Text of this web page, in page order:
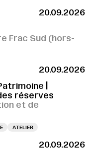
20.09.2026
Frac Sud (hors-
20.09.2026
|
réserves
et de
ATELIER
20.09.2026